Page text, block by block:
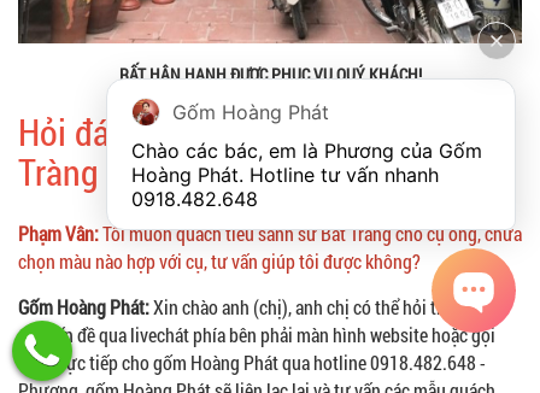
RẤT HÂN HẠNH ĐƯỢC PHỤC VỤ QUÝ KHÁCH!
Hỏi đáp về quách tiểu sành sứ Bát
Tràng
Phạm Vân:Tôi muốn quách tiểu sành sứ Bát Tràng cho cụ ông, chưa
chọn màu nào hợp với cụ, tư vấn giúp tôi được không?
Gốm Hoàng Phát:Xin chào anh (chị), anh chị có thể hỏi trực tiếp
các vấn đề qua livechát phía bên phải màn hình website hoặc gọi
điện trực tiếp cho gốm Hoàng Phát qua hotline 0918.482.648 -
Gốm Hoàng Phát
Chào các bác, em là Phương của Gốm
0918.482.648